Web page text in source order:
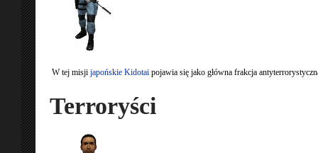
W tej misji japońskie Kidotai pojawia się jako główna frakcja
Terroryści